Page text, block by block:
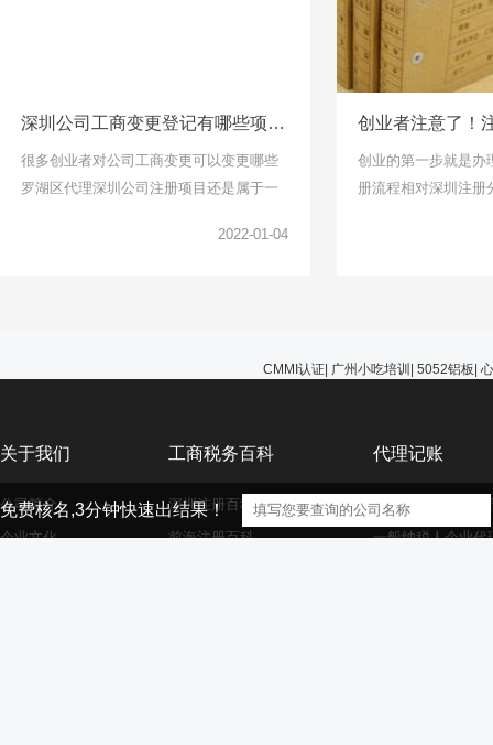
深圳公司工商变更登记有哪些项目？
很多创业者对公司工商变更可以变更哪些
罗湖区代理深圳公司注册项目还是属于一
2022-01-04
创业的第一步就是办
册流程相对深圳注册
CMMI认证| 广州小吃培训 5052铝板
关于我们
公司简介
企业文化
工商税务百科
深圳注册百科
前海注册百科
代理记账
小规模纳税人企业
一般纳税人企业代
免费核名,3分钟快速出结果！